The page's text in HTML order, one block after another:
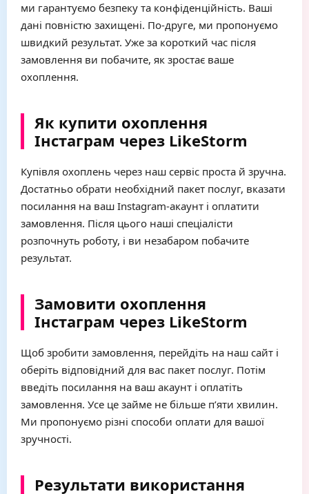
ми гарантуємо безпеку та конфіденційність. Ваші
дані повністю захищені. По-друге, ми пропонуємо
швидкий результат. Уже за короткий час після
замовлення ви побачите, як зростає ваше
охоплення.
Як купити охоплення
Інстаграм через LikeStorm
Купівля охоплень через наш сервіс проста й зручна.
Достатньо обрати необхідний пакет послуг, вказати
посилання на ваш Instagram-акаунт і оплатити
замовлення. Після цього наші спеціалісти
розпочнуть роботу, і ви незабаром побачите
результат.
Замовити охоплення
Інстаграм через LikeStorm
Щоб зробити замовлення, перейдіть на наш сайт і
оберіть відповідний для вас пакет послуг. Потім
введіть посилання на ваш акаунт і оплатіть
замовлення. Усе це займе не більше п’яти хвилин.
Ми пропонуємо різні способи оплати для вашої
зручності.
Результати використання